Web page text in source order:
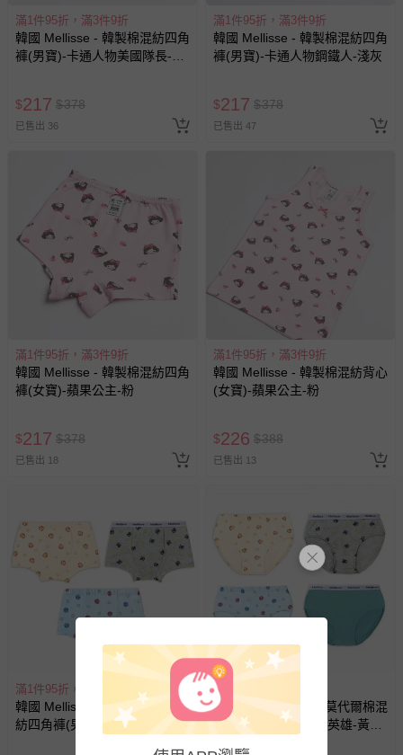
滿1件95折，滿3件9折
韓國 Mellisse - 韓製棉混紡四角
褲(男寶)-卡通人物美國隊長-米
$217 $378
已售出 36
滿1件95折，滿3件9折
韓國 Mellisse - 韓製棉混紡四角
褲(男寶)-卡通人物鋼鐵人-淺灰
$217 $378
已售出 47
滿1件95折，滿3件9折
韓國 Mellisse - 韓製棉混紡四角
褲(女寶)-蘋果公主-粉
$217 $378
已售出 18
滿1件95折，滿3件9折
韓國 Mellisse - 韓製棉混紡背心
(女寶)-蘋果公主-粉
$226 $388
已售出 13
滿1件95折，滿3件9折
韓國 Mellisse - 韓製莫代爾棉混
紡四角褲(男寶)-漫畫英雄-黃X
滿1件95折，滿3件9折
韓國 Mellisse - 韓製莫代爾棉混
紡三角褲(男寶)-漫畫英雄-黃X